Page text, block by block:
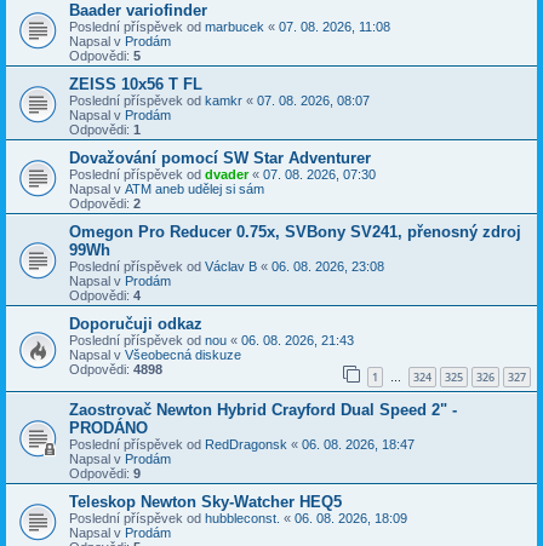
Baader variofinder
Poslední příspěvek od marbucek « 07. 08. 2026, 11:08
Napsal v Prodám
Odpovědi: 5
ZEISS 10x56 T FL
Poslední příspěvek od kamkr « 07. 08. 2026, 08:07
Napsal v Prodám
Odpovědi: 1
Dovažování pomocí SW Star Adventurer
Poslední příspěvek od dvader« 07. 08. 2026, 07:30
Napsal v ATM aneb udělej si sám
Odpovědi: 2
Omegon Pro Reducer 0.75x, SVBony SV241, přenosný zdroj
99Wh
Poslední příspěvek od Václav B « 06. 08. 2026, 23:08
Napsal v Prodám
Odpovědi: 4
Doporučuji odkaz
Poslední příspěvek od nou « 06. 08. 2026, 21:43
Napsal v Všeobecná diskuze
Odpovědi: 4898 1 … 324 325 326 327
Zaostrovač Newton Hybrid Crayford Dual Speed 2" -
PRODÁNO
Poslední příspěvek od RedDragonsk « 06. 08. 2026, 18:47
Napsal v Prodám
Odpovědi: 9
Teleskop Newton Sky-Watcher HEQ5
Poslední příspěvek od hubbleconst. « 06. 08. 2026, 18:09
Napsal v Prodám